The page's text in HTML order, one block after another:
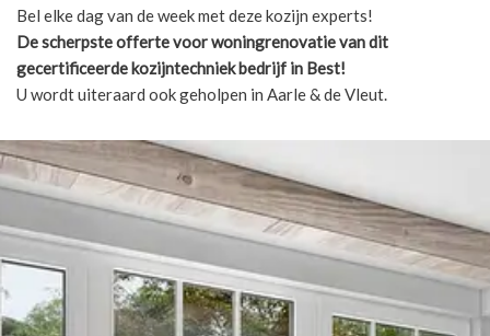
Bel elke dag van de week met deze kozijn experts!
De scherpsteofferte voor woningrenovatie van dit
gecertificeerde kozijntechniek bedrijf in Best!
U wordt uiteraard ook geholpen in Aarle & de Vleut.